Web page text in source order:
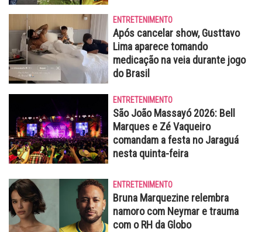
ENTRETENIMENTO
Após cancelar show, Gusttavo
Lima aparece tomando
medicação na veia durante jogo
do Brasil
ENTRETENIMENTO
São João Massayó 2026: Bell
Marques e Zé Vaqueiro
comandam a festa no Jaraguá
nesta quinta-feira
ENTRETENIMENTO
Bruna Marquezine relembra
namoro com Neymar e trauma
com o RH da Globo